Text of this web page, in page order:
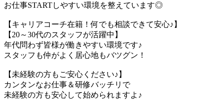
お仕事STARTしやすい環境を整えています◎
【キャリアコーチ在籍！何でも相談できて安心♪】
【20～30代のスタッフが活躍中】
年代問わず皆様が働きやすい環境です♪
スタッフも仲がよく居心地もバツグン！
【未経験の方もご安心ください♪】
カンタンなお仕事＆研修バッチリで
未経験の方も安心して始められますよ♪